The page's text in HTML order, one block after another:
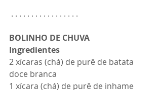
. . . . . . . . . . . . . . . . .
BOLINHO DE CHUVA
Ingredientes
2 xícaras (chá) de purê de batata
doce branca
1 xícara (chá) de purê de inhame